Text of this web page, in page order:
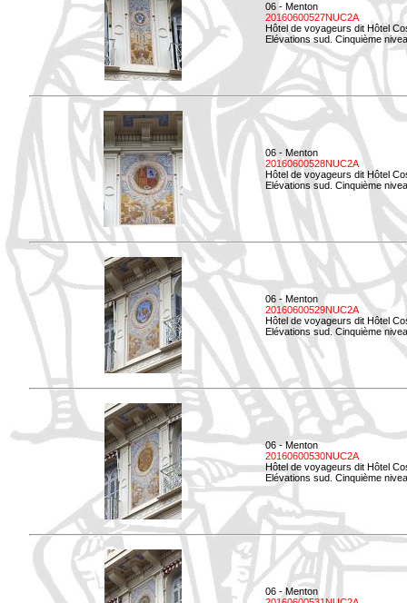
06 - Menton
20160600527NUC2A
Hôtel de voyageurs dit Hôtel
Elévations sud. Cinquième
06 - Menton
20160600528NUC2A
Hôtel de voyageurs dit Hôtel
Elévations sud. Cinquième
06 - Menton
20160600529NUC2A
Hôtel de voyageurs dit Hôtel
Elévations sud. Cinquième
06 - Menton
20160600530NUC2A
Hôtel de voyageurs dit Hôtel
Elévations sud. Cinquième
06 - Menton